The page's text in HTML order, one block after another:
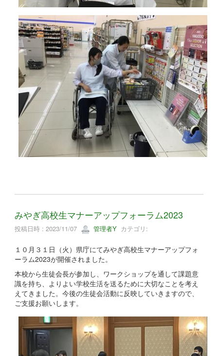
みやぎ高校生マナーアップフォーラム2023
投稿日時 : 2023/11/07 管理者Y カテゴリ:
１０月３１日（火）県庁にてみやぎ高校生マナーアップフォ
ーラム2023が開催されました。
本校から生徒会長が参加し、ワークショップを通して課題意
識を持ち、よりよい学校生活を送るために大切なことを考え
えてきました。今後の生徒会活動に反映していきますので、
ご支援お願いします。